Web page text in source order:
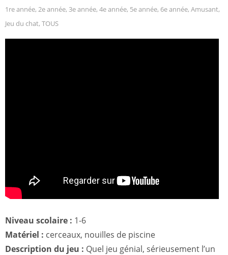
1re année, 2e année, 3e année, 4e année, 5e année, 6e année, Amusant,
Jeu du chat, TOUS
Niveau scolaire : 1-6
Matériel : cerceaux, nouilles de piscine
Description du jeu : Quel jeu génial, sérieusement l’un